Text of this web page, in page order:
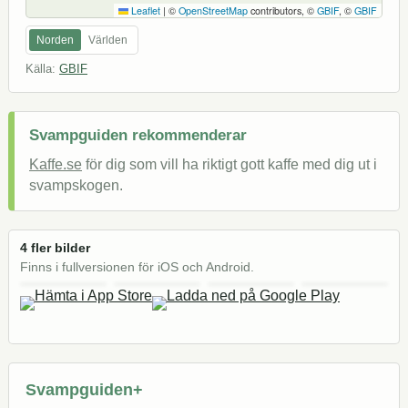
Leaflet | © OpenStreetMap contributors, © GBIF, © GBIF
Norden Världen
Källa: GBIF
Svampguiden rekommenderar
Kaffe.se för dig som vill ha riktigt gott kaffe med dig ut i
svampskogen.
4 fler bilder
Finns i fullversionen för iOS och Android.
Svampguiden+